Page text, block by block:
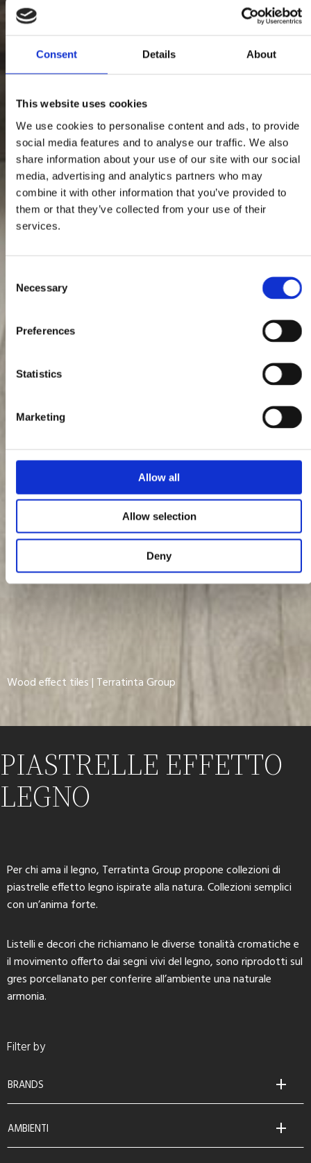
Consent Details About
This website uses cookies
We use cookies to personalise content and ads, to provide
social media features and to analyse our traffic. We also
share information about your use of our site with our social
media, advertising and analytics partners who may
combine it with other information that you’ve provided to
them or that they’ve collected from your use of their
services.
Selection
Necessary
Preferences
Statistics
Marketing
Allow all
Allow selection
Deny
Wood effect tiles | Terratinta Group
PIASTRELLE EFFETTO
LEGNO
Per chi ama il legno, Terratinta Group propone collezioni di
piastrelle effetto legno ispirate alla natura. Collezioni semplici
con un’anima forte.
Listelli e decori che richiamano le diverse tonalità cromatiche e
il movimento offerto dai segni vivi del legno, sono riprodotti sul
gres porcellanato per conferire all’ambiente una naturale
armonia.
Filter by
BRANDS
AMBIENTI